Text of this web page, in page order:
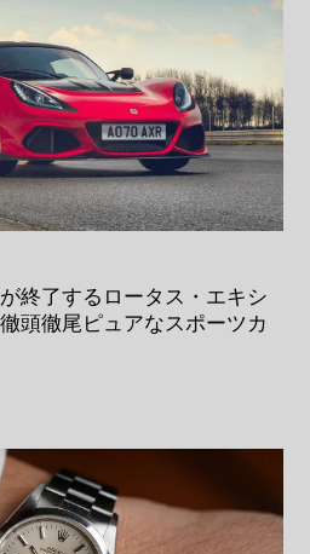
終了するロータス・エキシ
頭徹尾ピュアなスポーツカ